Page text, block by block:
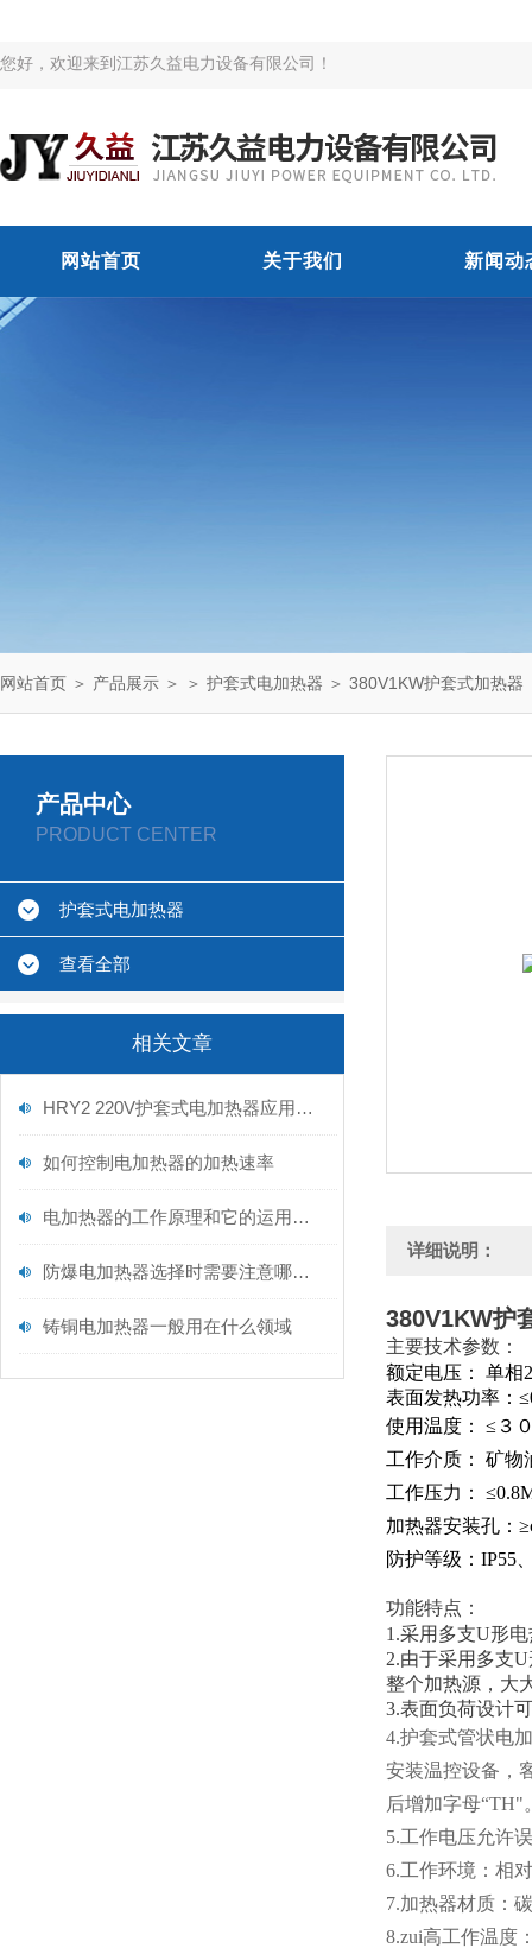
您好，欢迎来到江苏久益电力设备有限公司！
网站首页 关于我们 新闻动
网站首页 ＞ 产品展示 ＞ ＞ 护套式电加热器 ＞ 380V1KW护套式加热器
产品中心
PRODUCT CENTER
护套式电加热器
查看全部
相关文章
HRY2 220V护套式电加热器应用解读
如何控制电加热器的加热速率
电加热器的工作原理和它的运用范围
防爆电加热器选择时需要注意哪些事项
铸铜电加热器一般用在什么领域
详细说明：
380V1KW护
主要技术参数：
额定电压： 单相
表面发热功率：
使用温度： ≤３
工作介质： 矿物
工作压力：
加热器安装孔：
防护等级：IP55
功能特点：
1.采用多支U形
2.由于采用多支
整个加热源，大
3.表面负荷设计
4.护套式管状电
安装温控设备，
后增加字母“TH"
5.工作电压允许
6.工作环境：相
7.加热器材质：
8.zui高工作温度